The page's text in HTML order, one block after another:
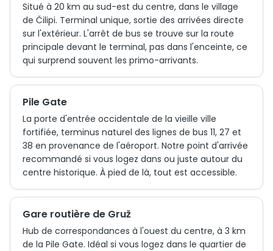
Situé à 20 km au sud-est du centre, dans le village
de Čilipi. Terminal unique, sortie des arrivées directe
sur l'extérieur. L'arrêt de bus se trouve sur la route
principale devant le terminal, pas dans l'enceinte, ce
qui surprend souvent les primo-arrivants.
Pile Gate
La porte d'entrée occidentale de la vieille ville
fortifiée, terminus naturel des lignes de bus 11, 27 et
38 en provenance de l'aéroport. Notre point d'arrivée
recommandé si vous logez dans ou juste autour du
centre historique. À pied de là, tout est accessible.
Gare routière de Gruž
Hub de correspondances à l'ouest du centre, à 3 km
de la Pile Gate. Idéal si vous logez dans le quartier de